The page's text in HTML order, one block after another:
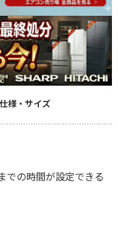
仕様・サイズ
の時間が設定できる